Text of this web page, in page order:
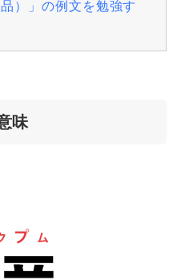
）」の例文を勉強す
味